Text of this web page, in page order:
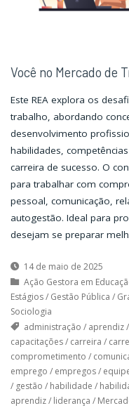
Você no Mercado de
Este REA explora os
trabalho, abordando
desenvolvimento
habilidades,
carreira de sucesso. O
para trabalhar com
pessoal, comunicação,
autogestão. Ideal para
desejam se preparar
14 de maio de 2025
Ação Gestora em
Estágios/ Gestão Pública /
Sociologia
administração / aprendiz/
capacitações/ carreira /
comprometimento /
emprego / empregos/
/ gestão / habilidade /
aprendiz/ liderança /